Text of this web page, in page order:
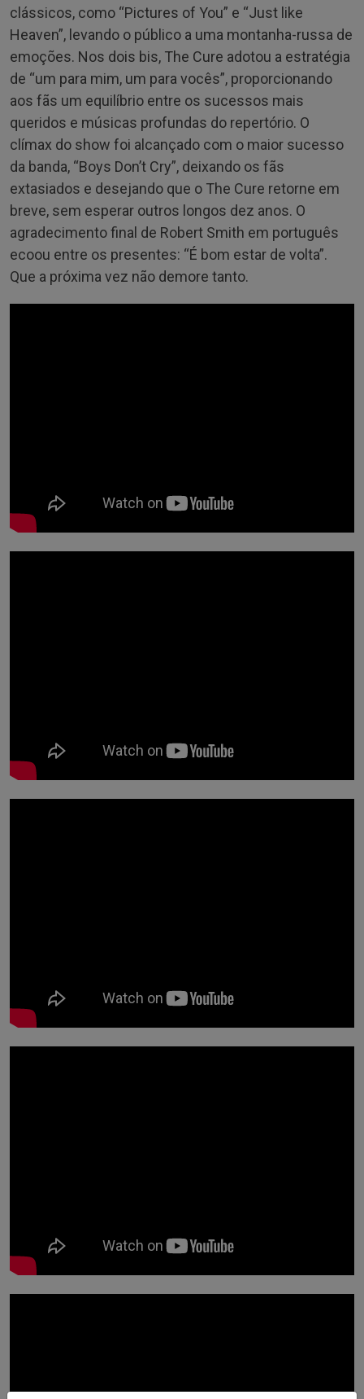
clássicos, como “Pictures of You” e “Just like
Heaven”, levando o público a uma montanha-russa de
emoções. Nos dois bis, The Cure adotou a estratégia
de “um para mim, um para vocês”, proporcionando
aos fãs um equilíbrio entre os sucessos mais
queridos e músicas profundas do repertório. O
clímax do show foi alcançado com o maior sucesso
da banda, “Boys Don’t Cry”, deixando os fãs
extasiados e desejando que o The Cure retorne em
breve, sem esperar outros longos dez anos. O
agradecimento final de Robert Smith em português
ecoou entre os presentes: “É bom estar de volta”.
Que a próxima vez não demore tanto.